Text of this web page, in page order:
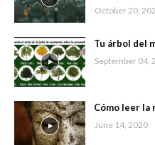
October 20,
Tu árbol del
September 04,
Cómo leer la
June 14, 2020